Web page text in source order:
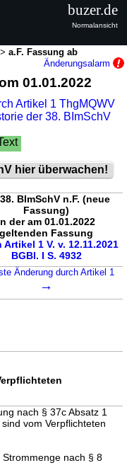
>a.F. Fassung ab
Änderungsalarm
01.01.2022
Artikel 1 ThgMQWV
der 38. BImSchV
hier überwachen!
BImSchV n.F. (neue
Fassung)
der am 01.01.2022
geltenden Fassung
Artikel 1 V. v. 12.11.2021
BGBl. I S. 4932
Änderung durch Artikel 1
→
nach § 37c Absatz 1
vom Verpflichteten
nach § 8
buzer.de
Normalansicht